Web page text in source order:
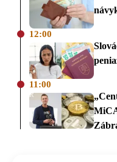
12:00
11:00